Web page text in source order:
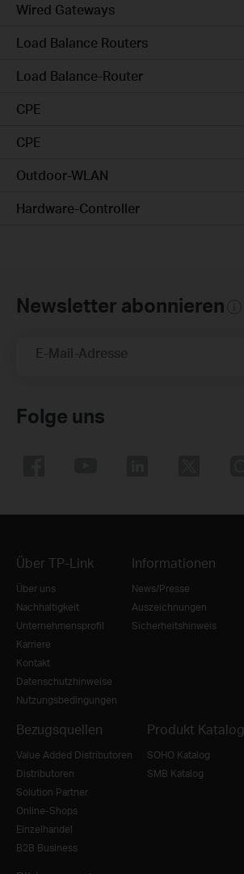
Wired Gateways
Load Balance Routers
Load Balance-Router
CPE
CPE
Outdoor-WLAN
Hardware-Controller
Newsletter abonnieren
E-Mail-Adresse
Folge uns
Über TP-Link
Über uns
Nachhaltigkeit
Unternehmensprofil
Karriere
Kontakt
Datenschutzhinweise
Nutzungsbedingungen
Informationen
News/Presse
Auszeichnungen
Sicherheitshinweis
Bezugsquellen
Value Added Distributoren
Distributoren
Solution Partner
Online-Shops
Einzelhandel
B2B Business
Produkt Katalog
SOHO Katalog
SMB Katalog